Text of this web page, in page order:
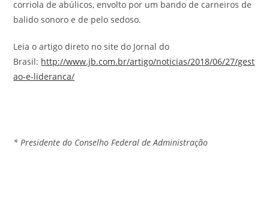
corriola de abúlicos, envolto por um bando de carneiros de
balido sonoro e de pelo sedoso.
Leia o artigo direto no site do Jornal do
Brasil: http://www.jb.com.br/artigo/noticias/2018/06/27/gest
ao-e-lideranca/
* Presidente do Conselho Federal de Administração